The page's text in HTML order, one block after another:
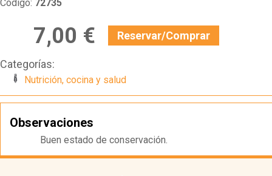
Código: 72735
7,00 € Reservar/Comprar
Categorías:
Nutrición, cocina y salud
Observaciones
Buen estado de conservación.